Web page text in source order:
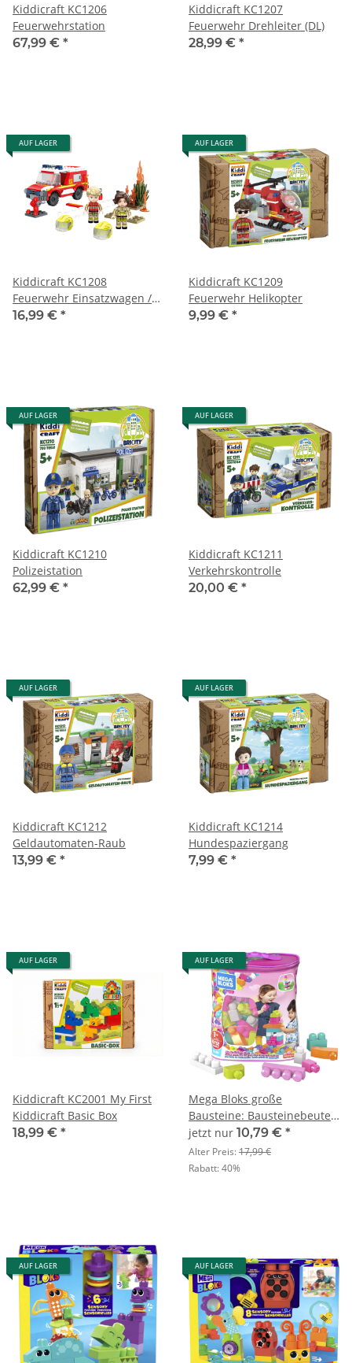
Kiddicraft KC1206
Feuerwehrstation
67,99 € *
Kiddicraft KC1207
Feuerwehr Drehleiter (DL)
28,99 € *
AUF LAGER
Kiddicraft KC1208
Feuerwehr Einsatzwagen /
First Responder
16,99 € *
AUF LAGER
Kiddicraft KC1209
Feuerwehr Helikopter
9,99 € *
AUF LAGER
Kiddicraft KC1210
Polizeistation
62,99 € *
AUF LAGER
Kiddicraft KC1211
Verkehrskontrolle
20,00 € *
AUF LAGER
Kiddicraft KC1212
Geldautomaten-Raub
13,99 € *
AUF LAGER
Kiddicraft KC1214
Hundespaziergang
7,99 € *
AUF LAGER
Kiddicraft KC2001 My First
Kiddicraft Basic Box
18,99 € *
AUF LAGER
Mega Bloks große
Bausteine: Bausteinebeutel
pink 60 Teile
jetzt nur 10,79 € *
Alter Preis:17,99 €
Rabatt:40%
AUF LAGER AUF LAGER